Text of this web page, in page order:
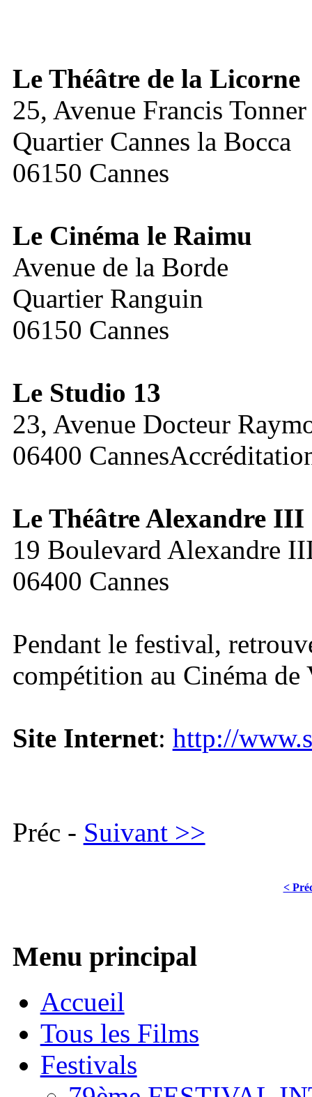
Le Théâtre de la Licorne
25, Avenue Francis Tonner
Quartier Cannes la Bocca
06150 Cannes
Le Cinéma le Raimu
Avenue de la Borde
Quartier Ranguin
06150 Cannes
Le Studio 13
23, Avenue Docteur
06400
Le Théâtre Alexandre III
19 Boulevard Alexandre
06400 Cannes
Pendant le festival,
compétition au Cinéma de
Site Internet: http://
Préc - Suivant >>
<
Menu principal
Accueil
Tous les Films
Festivals